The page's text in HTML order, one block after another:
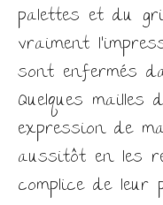
palettes et du
vraiment
sont enfermés
Quelques mailles
expression de
aussitôt en les
complice de leur